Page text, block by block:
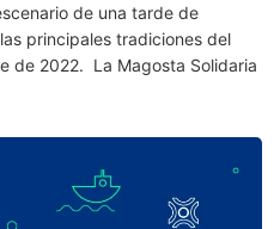
de una tarde de
principales tradiciones del
de 2022. La Magosta Solidaria